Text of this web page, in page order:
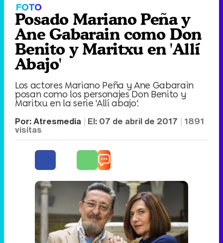
FOTO
Posado Mariano Peña y
Ane Gabarain como Don
Benito y Maritxu en 'Allí
Abajo'
Los actores Mariano Peña y Ane Gabarain
posan como los personajes Don Benito y
Maritxu en la serie 'Allí abajo'.
Por:Atresmedia El: 07 de abril de 2017 1891
visitas